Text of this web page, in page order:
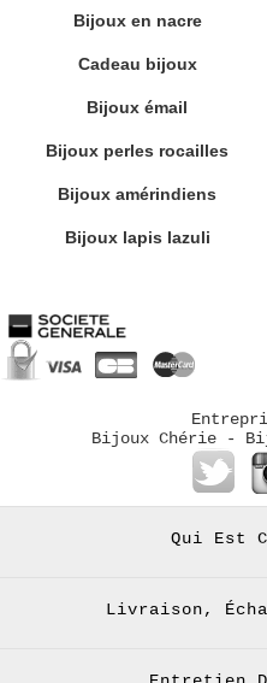
Bijoux en nacre
Cadeau bijoux
Bijoux émail
Bijoux perles rocailles
Bijoux amérindiens
Bijoux lapis lazuli
Bijoux Chérie -
Qui Est
Livraison,